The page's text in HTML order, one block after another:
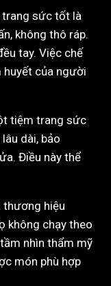
trang sức tốt là
không thô ráp.
tay. Việc chế
huyết của người
tiệm trang sức
dài, bảo
Điều này thể
thương hiệu
không chạy theo
nhìn thẩm mỹ
món phù hợp